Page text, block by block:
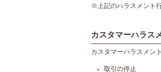
※上記のハラスメント
カスタマーハラス
カスタマーハラスメン
取引の停止